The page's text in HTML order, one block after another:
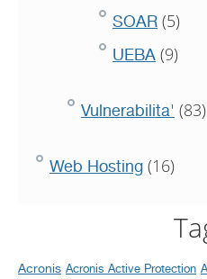
SOAR (5)
UEBA (9)
Vulnerabilita' (83)
Web Hosting (16)
Acronis Acronis Active Protection